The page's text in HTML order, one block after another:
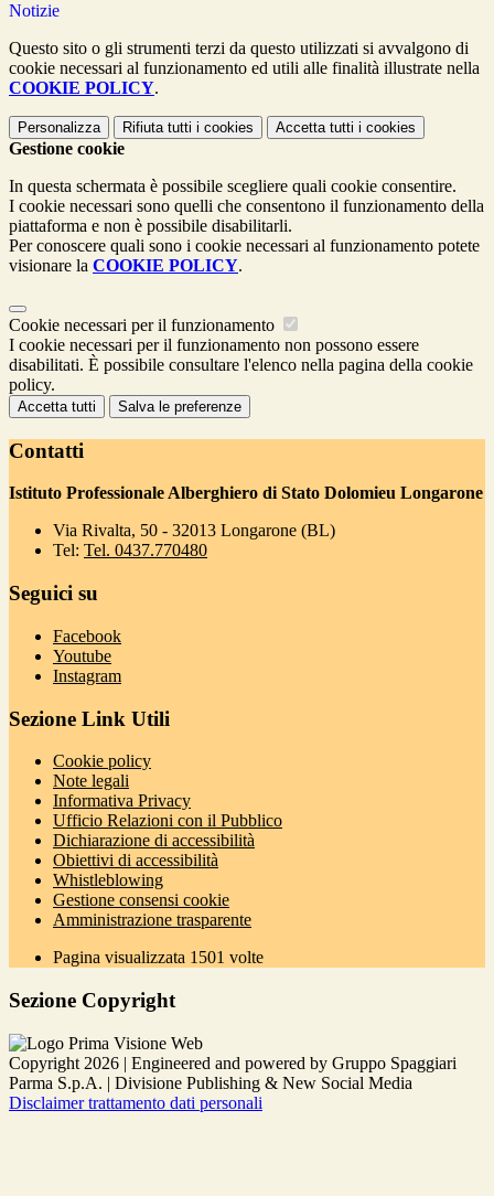
Notizie
Questo sito o gli strumenti terzi da questo utilizzati si avvalgono di
cookie necessari al funzionamento ed utili alle finalità illustrate nella
COOKIE POLICY.
Personalizza Rifiuta tutti i cookies Accetta tutti i cookies
Gestione cookie
In questa schermata è possibile scegliere quali cookie consentire.
I cookie necessari sono quelli che consentono il funzionamento della
piattaforma e non è possibile disabilitarli.
Per conoscere quali sono i cookie necessari al funzionamento potete
visionare la COOKIE POLICY.
Cookie necessari per il funzionamento
I cookie necessari per il funzionamento non possono essere
disabilitati. È possibile consultare l'elenco nella pagina della cookie
policy.
Accetta tutti Salva le preferenze
Contatti
Istituto Professionale Alberghiero di Stato Dolomieu Longarone
Via Rivalta, 50 - 32013 Longarone (BL)
Tel: Tel. 0437.770480
Seguici su
Facebook
Youtube
Instagram
Sezione Link Utili
Cookie policy
Note legali
Informativa Privacy
Ufficio Relazioni con il Pubblico
Dichiarazione di accessibilità
Obiettivi di accessibilità
Whistleblowing
Gestione consensi cookie
Amministrazione trasparente
Pagina visualizzata 1501 volte
Sezione Copyright
Copyright 2026 | Engineered and powered by Gruppo Spaggiari
Parma S.p.A. | Divisione Publishing & New Social Media
Disclaimer trattamento dati personali